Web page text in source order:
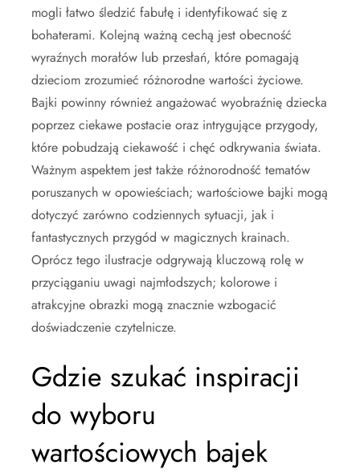
mogli łatwo śledzić fabułę i identyfikować się z
bohaterami. Kolejną ważną cechą jest obecność
wyraźnych morałów lub przesłań, które pomagają
dzieciom zrozumieć różnorodne wartości życiowe.
Bajki powinny również angażować wyobraźnię dziecka
poprzez ciekawe postacie oraz intrygujące przygody,
które pobudzają ciekawość i chęć odkrywania świata.
Ważnym aspektem jest także różnorodność tematów
poruszanych w opowieściach; wartościowe bajki mogą
dotyczyć zarówno codziennych sytuacji, jak i
fantastycznych przygód w magicznych krainach.
Oprócz tego ilustracje odgrywają kluczową rolę w
przyciąganiu uwagi najmłodszych; kolorowe i
atrakcyjne obrazki mogą znacznie wzbogacić
doświadczenie czytelnicze.
Gdzie szukać inspiracji
do wyboru
wartościowych bajek